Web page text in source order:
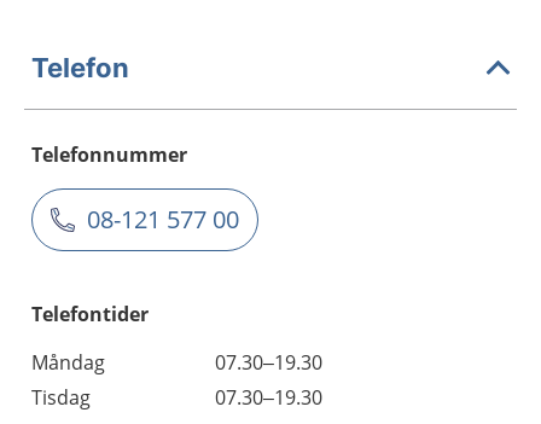
Telefon
Telefonnummer
08-121 577 00
Telefontider
Måndag
07.30–19.30
Tisdag
07.30–19.30